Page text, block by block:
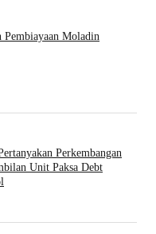
Pembiayaan Moladin
Perkembangan
Unit Paksa Debt